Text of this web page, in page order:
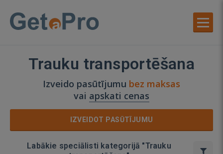
Trauku transportēšana
Izveido pasūtījumu bez maksas
vai apskati cenas
IZVEIDOT PASŪTĪJUMU
Labākie speciālisti kategorijā "Trauku